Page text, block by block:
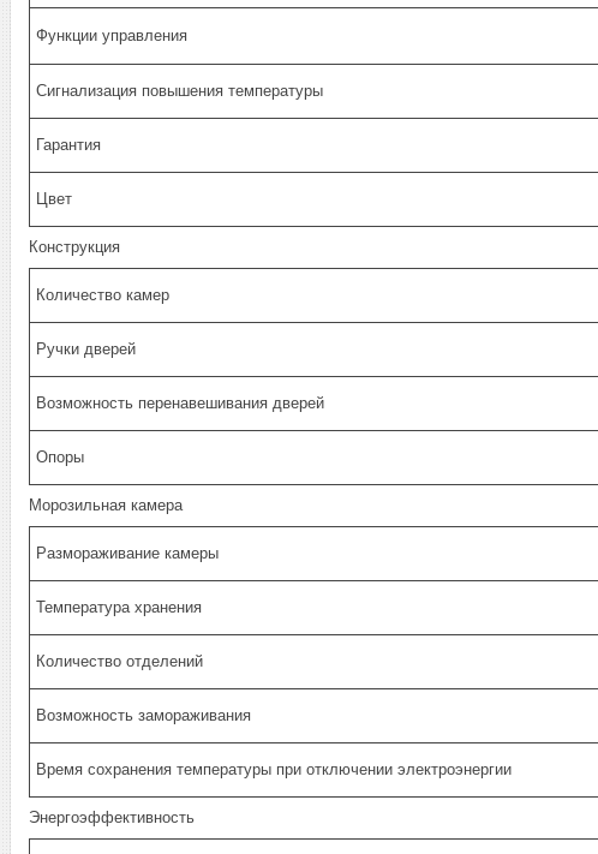
Функции управления
Сигнализация повышения температуры
Гарантия
Цвет
Конструкция
Количество камер
Ручки дверей
Возможность перенавешивания дверей
Опоры
Морозильная камера
Размораживание камеры
Температура хранения
Количество отделений
Возможность замораживания
Время сохранения температуры при отключении электроэнергии
Энергоэффективность